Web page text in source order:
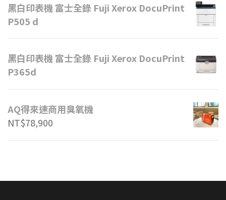
黑白印表機 富士全錄 Fuji Xerox DocuPrint
P505 d
黑白印表機 富士全錄 Fuji Xerox DocuPrint
P365d
AQ得來速商用臭氧機
NT$78,900